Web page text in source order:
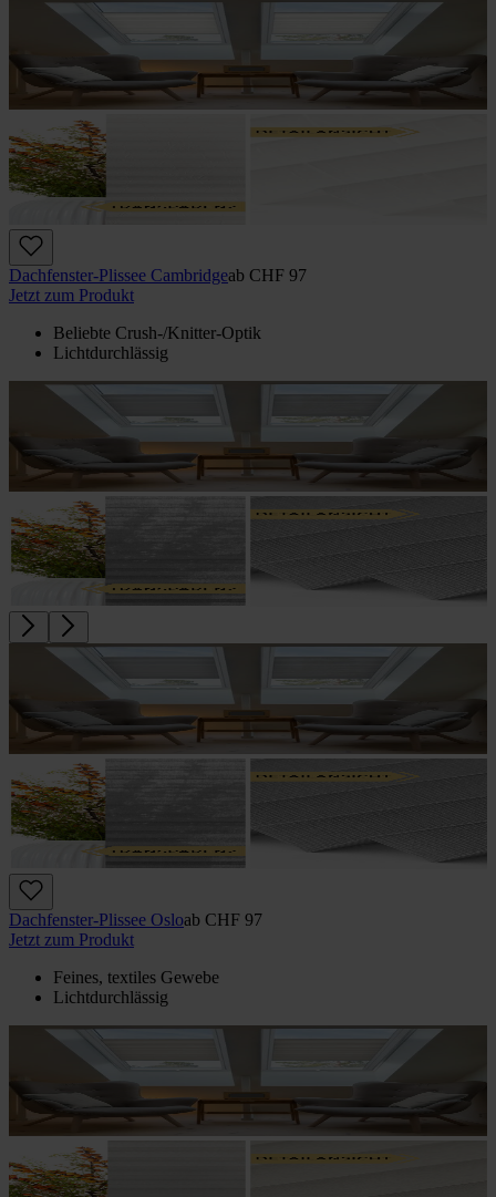
Dachfenster-Plissee Cambridgeab CHF 97
Jetzt zum Produkt
Beliebte Crush-/Knitter-Optik
Lichtdurchlässig
Dachfenster-Plissee Osloab CHF 97
Jetzt zum Produkt
Feines, textiles Gewebe
Lichtdurchlässig